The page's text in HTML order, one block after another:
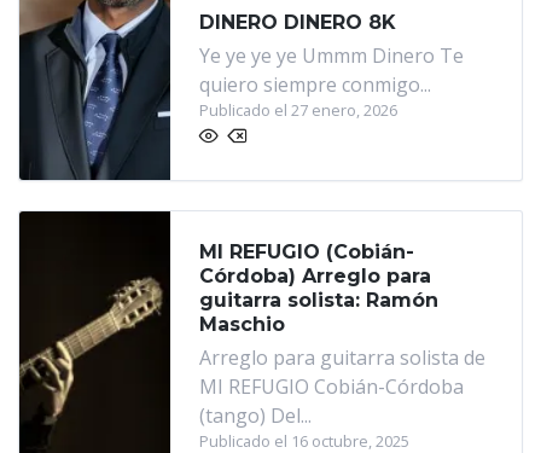
DINERO DINERO 8K
Ye ye ye ye Ummm Dinero Te
quiero siempre conmigo...
Publicado el 27 enero, 2026
MI REFUGIO (Cobián-
Córdoba) Arreglo para
guitarra solista: Ramón
Maschio
Arreglo para guitarra solista de
MI REFUGIO Cobián-Córdoba
(tango) Del...
Publicado el 16 octubre, 2025